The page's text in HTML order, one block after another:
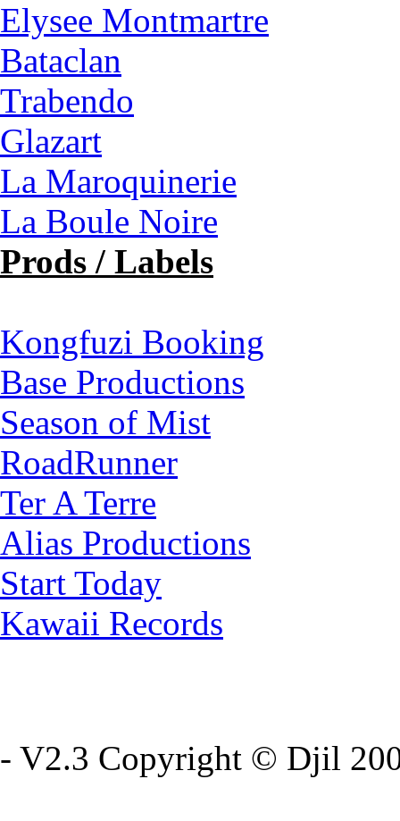
Elysee Montmartre
Bataclan
Trabendo
Glazart
La Maroquinerie
La Boule Noire
Prods / Labels
Kongfuzi Booking
Base Productions
Season of Mist
RoadRunner
Ter A Terre
Alias Productions
Start Today
Kawaii Records
- V2.3 Copyright © Djil